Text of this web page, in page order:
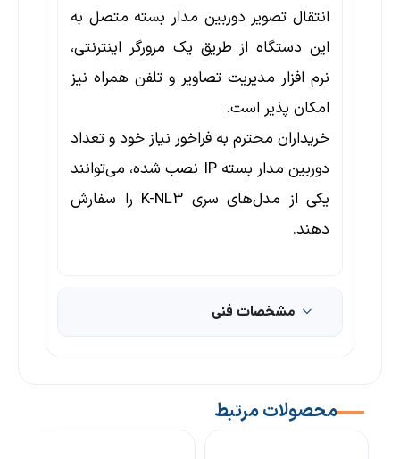
انتقال تصویر دوربین مدار بسته متصل به
این دستگاه از طریق یک مرورگر اینترنتی،
نرم افزار مدیریت تصاویر و تلفن همراه نیز
امکان پذیر است.
خریداران محترم به فراخور نیاز خود و تعداد
دوربین‌ مدار بسته IP‏ نصب شده، می‌توانند
یکی از مدل‌های سری K-NL3 را سفارش
دهند.
مشخصات فنی
محصولات مرتبط